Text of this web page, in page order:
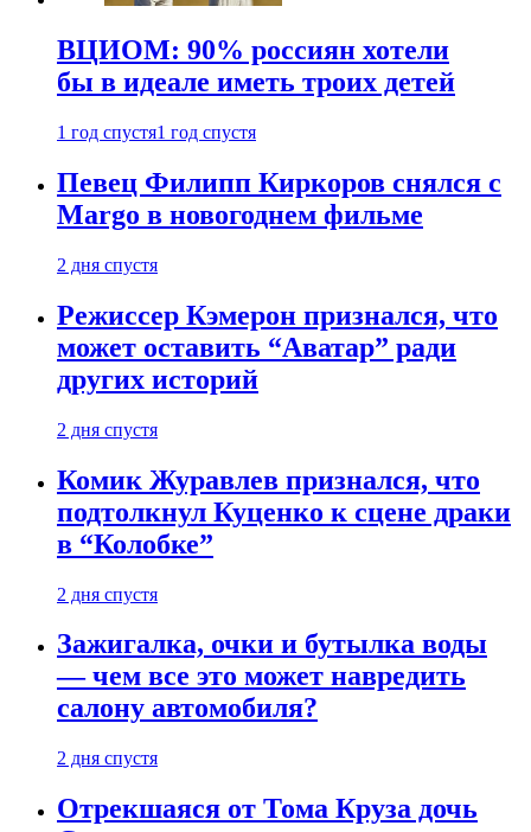
ВЦИОМ: 90% россиян хотели
бы в идеале иметь троих детей
1 год спустя1 год спустя
Певец Филипп Киркоров снялся с
Margo в новогоднем фильме
2 дня спустя
Режиссер Кэмерон признался, что
может оставить “Аватар” ради
других историй
2 дня спустя
Комик Журавлев признался, что
подтолкнул Куценко к сцене драки
в “Колобке”
2 дня спустя
Зажигалка, очки и бутылка воды
— чем все это может навредить
салону автомобиля?
2 дня спустя
Отрекшаяся от Тома Круза дочь